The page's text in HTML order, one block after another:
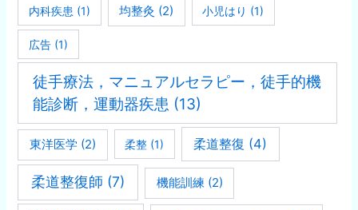
内科疾患 (1) 均整灸 (2) 小児はり (1)
広告 (1)
徒手療法，マニュアルセラピー，徒手的機
能診断，運動器疾患 (13)
東洋医学 (2) 柔整 (1) 柔道整復 (4)
柔道整復師 (7) 機能訓練(2)